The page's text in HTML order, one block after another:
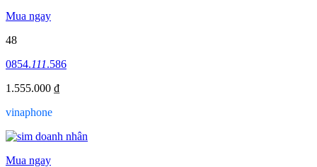
Mua ngay
48
0854.111.586
1.555.000 ₫
vinaphone
Mua ngay